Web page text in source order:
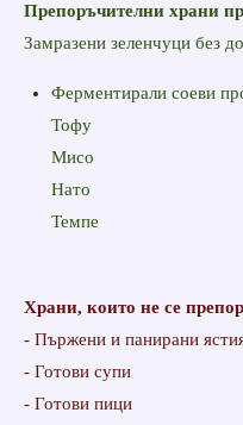
Препоръчителни храни
Замразени зеленчуци без
Ферментирали соеви
Тофу
Мисо
Нато
Темпе
Храни, които не се
- Пържени и панирани
- Готови супи
- Готови пици